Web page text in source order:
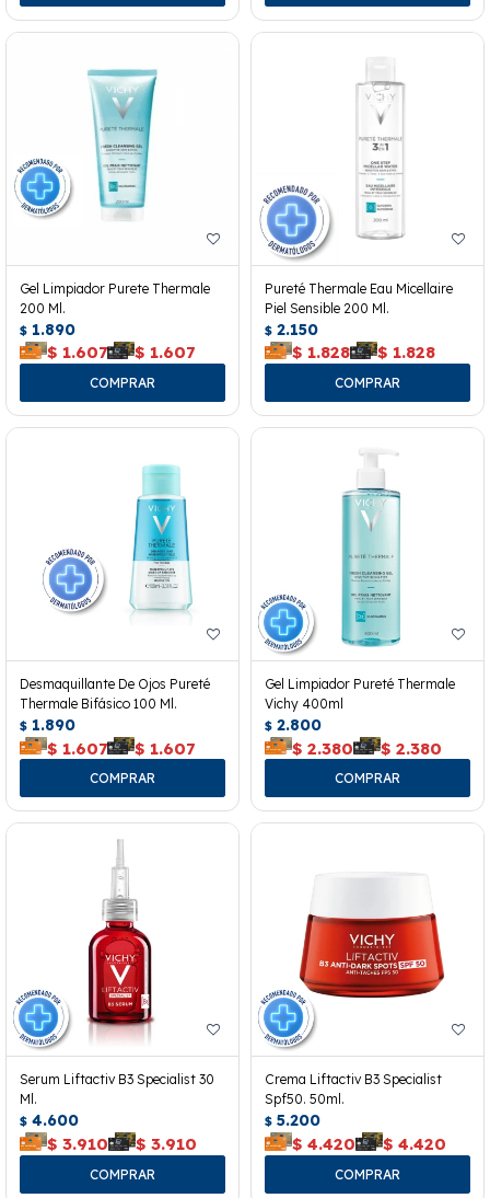
Gel Limpiador Purete Thermale
200 Ml.
$ 1.890
$ 1.607 $ 1.607
Pureté Thermale Eau Micellaire
Piel Sensible 200 Ml.
$ 2.150
$ 1.828 $ 1.828
Desmaquillante De Ojos Pureté
Thermale Bifásico 100 Ml.
$ 1.890
$ 1.607 $ 1.607
Gel Limpiador Pureté Thermale
Vichy 400ml
$ 2.800
$ 2.380 $ 2.380
Serum Liftactiv B3 Specialist 30
Ml.
$ 4.600
$ 3.910 $ 3.910
Crema Liftactiv B3 Specialist
Spf50. 50ml.
$ 5.200
$ 4.420 $ 4.420